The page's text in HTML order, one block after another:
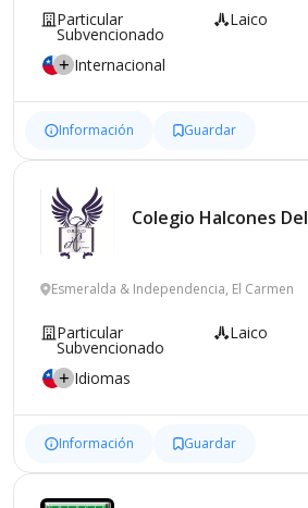
Particular
Subvencionado
Laico
Internacional
Información Guardar
Colegio Halcones Del
Esmeralda & Independencia, El Carmen
Particular
Subvencionado
Laico
Idiomas
Información Guardar